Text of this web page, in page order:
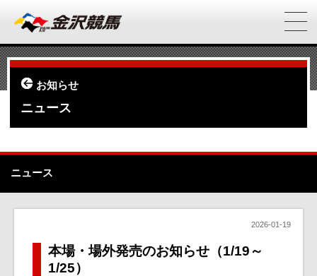
お知らせ
ニュース
ニュース
2026-01-19
本場・場外発売のお知らせ（1/19～
1/25）